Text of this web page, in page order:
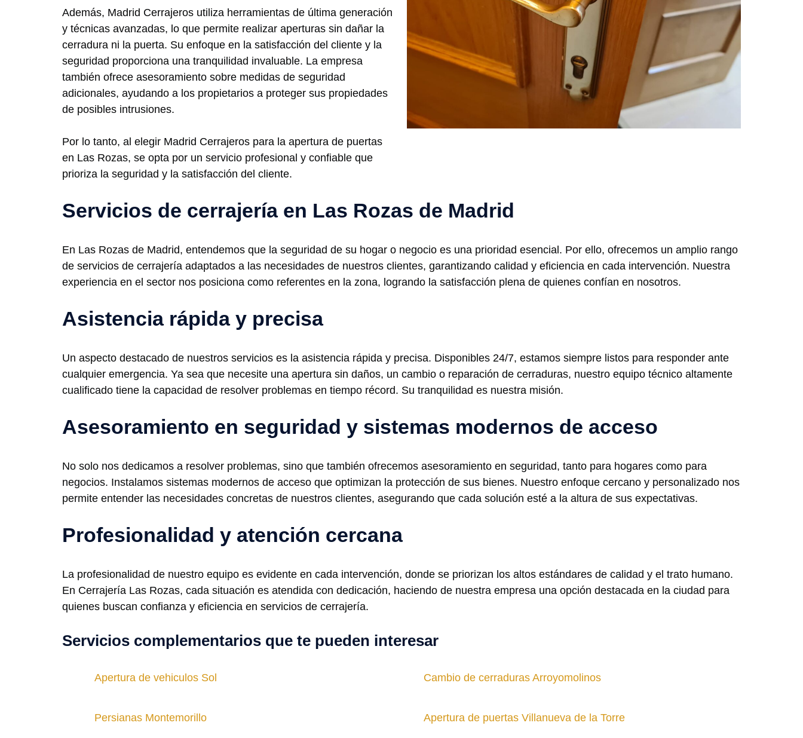
Además, Madrid Cerrajeros utiliza herramientas de última generación
y técnicas avanzadas, lo que permite realizar aperturas sin dañar la
cerradura ni la puerta. Su enfoque en la satisfacción del cliente y la
seguridad proporciona una tranquilidad invaluable. La empresa
también ofrece asesoramiento sobre medidas de seguridad
adicionales, ayudando a los propietarios a proteger sus propiedades
de posibles intrusiones.
Por lo tanto, al elegir Madrid Cerrajeros para la apertura de puertas
en Las Rozas, se opta por un servicio profesional y confiable que
prioriza la seguridad y la satisfacción del cliente.
Servicios de cerrajería en Las Rozas de Madrid
En Las Rozas de Madrid, entendemos que la seguridad de su hogar o negocio es una prioridad esencial. Por ello, ofrecemos un amplio rango
de servicios de cerrajería adaptados a las necesidades de nuestros clientes, garantizando calidad y eficiencia en cada intervención. Nuestra
experiencia en el sector nos posiciona como referentes en la zona, logrando la satisfacción plena de quienes confían en nosotros.
Asistencia rápida y precisa
Un aspecto destacado de nuestros servicios es la asistencia rápida y precisa. Disponibles 24/7, estamos siempre listos para responder ante
cualquier emergencia. Ya sea que necesite una apertura sin daños, un cambio o reparación de cerraduras, nuestro equipo técnico altamente
cualificado tiene la capacidad de resolver problemas en tiempo récord. Su tranquilidad es nuestra misión.
Asesoramiento en seguridad y sistemas modernos de acceso
No solo nos dedicamos a resolver problemas, sino que también ofrecemos asesoramiento en seguridad, tanto para hogares como para
negocios. Instalamos sistemas modernos de acceso que optimizan la protección de sus bienes. Nuestro enfoque cercano y personalizado nos
permite entender las necesidades concretas de nuestros clientes, asegurando que cada solución esté a la altura de sus expectativas.
Profesionalidad y atención cercana
La profesionalidad de nuestro equipo es evidente en cada intervención, donde se priorizan los altos estándares de calidad y el trato humano.
En Cerrajería Las Rozas, cada situación es atendida con dedicación, haciendo de nuestra empresa una opción destacada en la ciudad para
quienes buscan confianza y eficiencia en servicios de cerrajería.
Servicios complementarios que te pueden interesar
Apertura de vehiculos Sol Cambio de cerraduras Arroyomolinos
Persianas Montemorillo Apertura de puertas Villanueva de la Torre